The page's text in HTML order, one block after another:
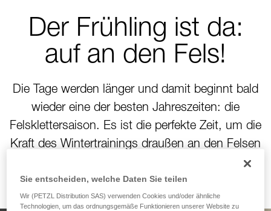
Der Frühling ist da:
auf an den Fels!
Die Tage werden länger und damit beginnt bald
wieder eine der besten Jahreszeiten: die
Felsklettersaison. Es ist die perfekte Zeit, um die
Kraft des Wintertrainings draußen an den Felsen
Sie entscheiden, welche Daten Sie teilen
Wir (PETZL Distribution SAS) verwenden Cookies und/oder ähnliche
Technologien, um das ordnungsgemäße Funktionieren unserer Website zu